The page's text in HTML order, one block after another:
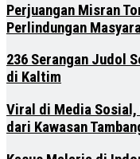
Perjuangan Misran
Perlindungan
236 Serangan Judol
di Kaltim
Viral di Media
dari Kawasan